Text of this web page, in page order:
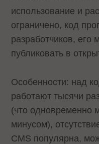
использование и
ограничено, код
разработчиков, его
публиковать в
Особенности: над
работают тысячи
(что одновременно
минусом),
CMS популярна,